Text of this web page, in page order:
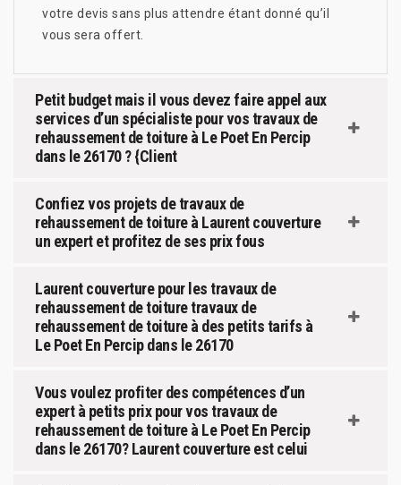
votre devis sans plus attendre étant donné qu’il
vous sera offert.
Petit budget mais il vous devez faire appel aux
services d’un spécialiste pour vos travaux de
rehaussement de toiture à Le Poet En Percip
dans le 26170 ? {Client
Confiez vos projets de travaux de
rehaussement de toiture à Laurent couverture
un expert et profitez de ses prix fous
Laurent couverture pour les travaux de
rehaussement de toiture travaux de
rehaussement de toiture à des petits tarifs à
Le Poet En Percip dans le 26170
Vous voulez profiter des compétences d’un
expert à petits prix pour vos travaux de
rehaussement de toiture à Le Poet En Percip
dans le 26170? Laurent couverture est celui